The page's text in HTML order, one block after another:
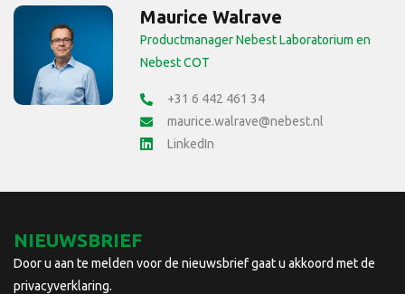
Maurice Walrave
Productmanager Nebest Laboratorium en
Nebest COT
+31 6 442 461 34
maurice.walrave@nebest.nl
LinkedIn
NIEUWSBRIEF
Door u aan te melden voor de nieuwsbrief gaat u akkoord met de
privacyverklaring.